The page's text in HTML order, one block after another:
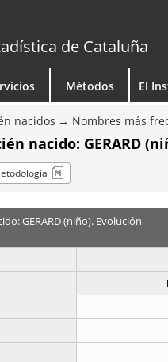
de Cataluña
Métodos El
nacidos Nombres más
nacido: GERARD
GERARD (niño). Evolución